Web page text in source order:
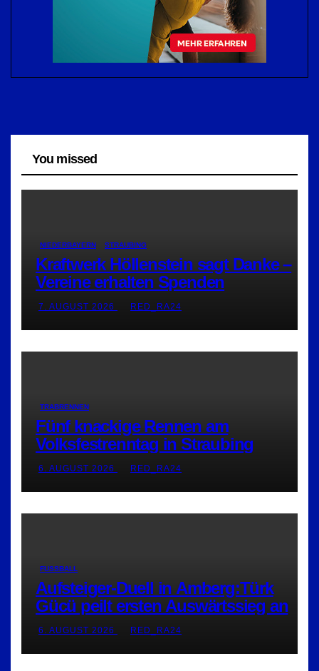
You missed
NIEDERBAYERN STRAUBING
Kraftwerk Höllenstein sagt Danke –
Vereine erhalten Spenden
7. AUGUST 2026 RED_RA24
TRABRENNEN
Fünf knackige Rennen am
Volksfestrenntag in Straubing
6. AUGUST 2026 RED_RA24
FUSSBALL
Aufsteiger-Duell in Amberg:Türk
Gücü peilt ersten Auswärtssieg an
6. AUGUST 2026 RED_RA24